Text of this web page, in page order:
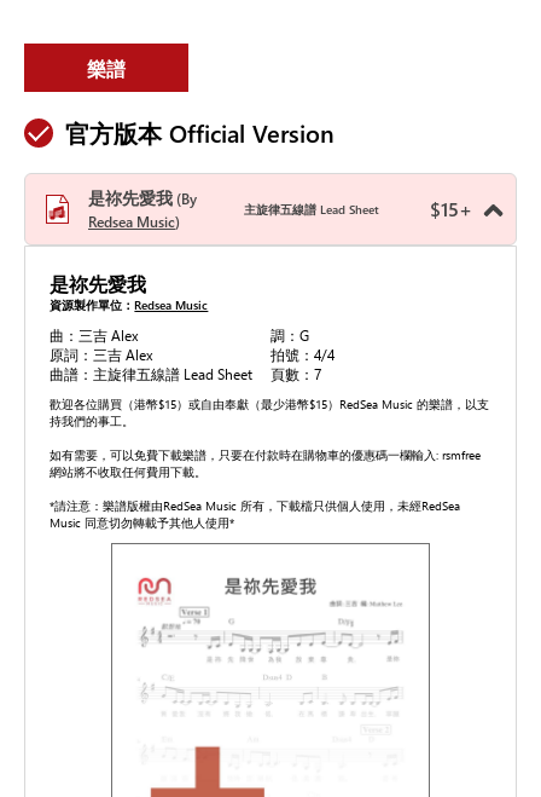
樂譜
官方版本 Official Version
是祢先愛我 By
Redsea Music
主旋律五線譜 Lead Sheet $15+
是祢先愛我
資源製作單位：Redsea Music
曲：三吉 Alex
原詞：三吉 Alex
曲譜：主旋律五線譜 Lead Sheet
調：G
拍號：4/4
頁數：7
歡迎各位購買（港幣$15）或自由奉獻（最少港幣$15）RedSea Music 的樂譜，以支
持我們的事工。
如有需要，可以免費下載樂譜，只要在付款時在購物車的優惠碼一欄輸入: rsmfree
網站將不收取任何費用下載。
*請注意：樂譜版權由RedSea Music 所有，下載檔只供個人使用，未經RedSea
Music 同意切勿轉載予其他人使用*